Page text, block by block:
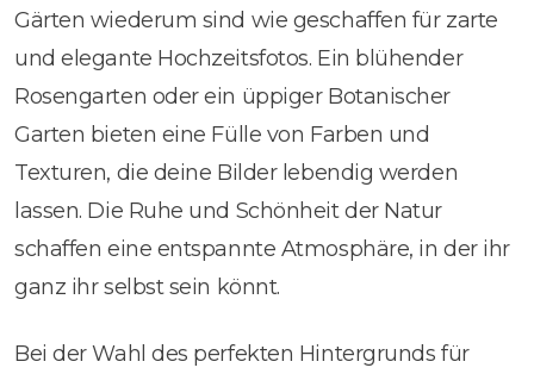
Gärten wiederum sind wie geschaffen für zarte
und elegante Hochzeitsfotos. Ein blühender
Rosengarten oder ein üppiger Botanischer
Garten bieten eine Fülle von Farben und
Texturen, die deine Bilder lebendig werden
lassen. Die Ruhe und Schönheit der Natur
schaffen eine entspannte Atmosphäre, in der ihr
ganz ihr selbst sein könnt.
Bei der Wahl des perfekten Hintergrunds für